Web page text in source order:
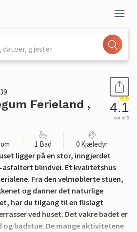
datoer, gjester
Ferieland ,
4.1
out of 5
1 Bad 0 Kjæledyr
ligger på en stor, inngjerdet
blindvei. Et kvalitetshus
Fra den velmøblerte stuen,
og danner det naturlige
har du tilgang til en flislagt
ved huset. Det vakre badet er
badstue. De mange aktivitetene